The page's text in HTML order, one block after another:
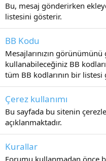
Bu, mesaj gönderirken
listesini gösterir.
BB Kodu
Mesajlarınızın
kullanabileceğiniz BB
tüm BB kodlarının bir
Çerez kullanımı
Bu sayfada bu sitenin
açıklanmaktadır.
Kurallar
Forumu kullanmadan önce